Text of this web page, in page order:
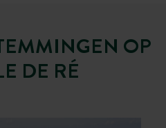
OP
DE RÉ